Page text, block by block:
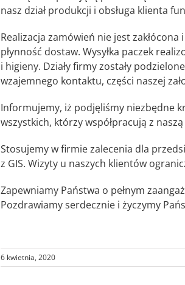
nasz dział produkcji i obsługa klienta
Realizacja zamówień nie jest
płynność dostaw. Wysyłka paczek
i higieny. Działy firmy zostały
wzajemnego kontaktu, części naszej
Informujemy, iż podjęliśmy niezbędne
wszystkich, którzy współpracują z
Stosujemy w firmie zalecenia dla
z GIS. Wizyty u naszych klientów
Zapewniamy Państwa o pełnym
Pozdrawiamy serdecznie i życzymy
6 kwietnia, 2020